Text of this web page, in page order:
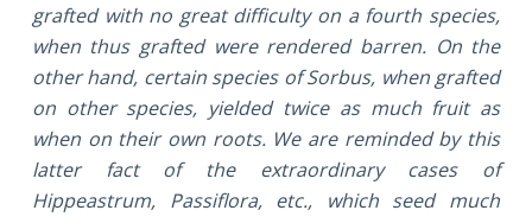
grafted with no great difficulty on a fourth species,
when thus grafted were rendered barren. On the
other hand, certain species of Sorbus, when grafted
on other species, yielded twice as much fruit as
when on their own roots. We are reminded by this
latter fact of the extraordinary cases of
Hippeastrum, Passiflora, etc., which seed much